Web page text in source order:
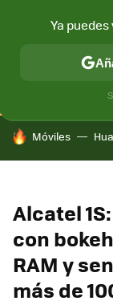
CONECTIVIDAD
HOY SE HABLA
Móviles
Alcatel
con
RAM y
más de
Ya